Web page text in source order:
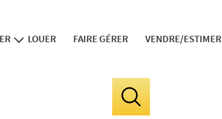
LOUER FAIRE GÉRER VENDRE/ESTIMER